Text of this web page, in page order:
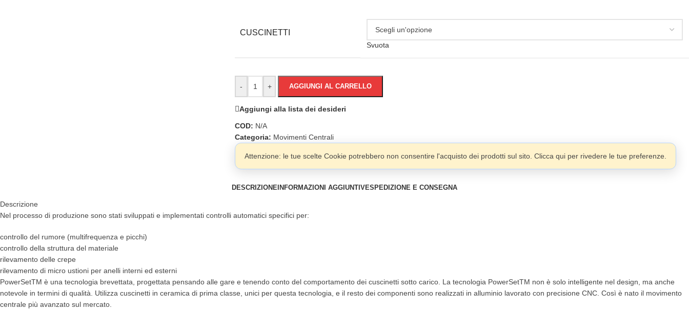
CUSCINETTI
Svuota
- + AGGIUNGI AL CARRELLO
Aggiungi alla lista dei desideri
COD: N/A
Categoria: Movimenti Centrali
Attenzione: le tue scelte Cookie potrebbero non consentire l'acquisto dei prodotti sul sito. Clicca qui per rivedere le tue preferenze.
DESCRIZIONE INFORMAZIONI AGGIUNTIVESPEDIZIONE E CONSEGNA
Descrizione
Nel processo di produzione sono stati sviluppati e implementati controlli automatici specifici per:
controllo del rumore (multifrequenza e picchi)
controllo della struttura del materiale
rilevamento delle crepe
rilevamento di micro ustioni per anelli interni ed esterni
PowerSetTM è una tecnologia brevettata, progettata pensando alle gare e tenendo conto del comportamento dei cuscinetti sotto carico. La tecnologia PowerSetTM non è solo intelligente nel design, ma anche
notevole in termini di qualità. Utilizza cuscinetti in ceramica di prima classe, unici per questa tecnologia, e il resto dei componenti sono realizzati in alluminio lavorato con precisione CNC. Così è nato il movimento
centrale più avanzato sul mercato.